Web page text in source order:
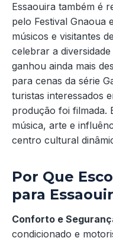
Essaouira também é
pelo Festival Gnaoua
músicos e visitantes
celebrar a
ganhou ainda mais
para cenas da série
turistas interessados
produção foi filmada.
música, arte e
centro cultural
Por Que
para
Conforto e
condicionado e